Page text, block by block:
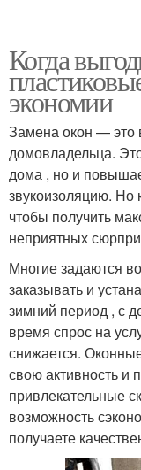
Когда
экономии
Замена окон — это
домовладельца.
дома , но и
звукоизоляцию. Но
чтобы получить
неприятных
Многие задаются
заказывать и
зимний период , с
время спрос на
снижается.
свою активность и
привлекательные
возможность
получаете